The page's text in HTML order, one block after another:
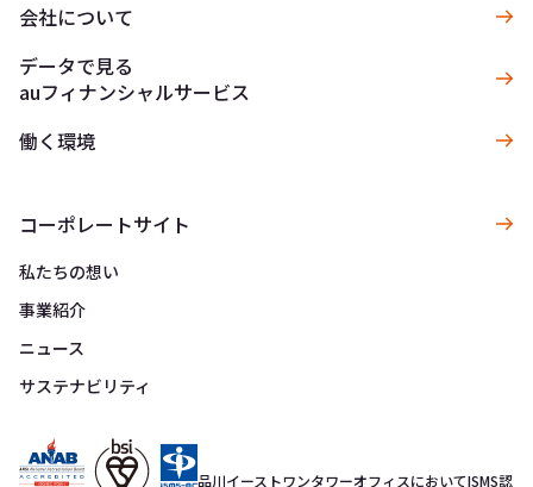
会社について
データで見る
auフィナンシャルサービス
働く環境
コーポレートサイト
私たちの想い
事業紹介
ニュース
サステナビリティ
品川イーストワンタワーオフィスにおいてISMS認